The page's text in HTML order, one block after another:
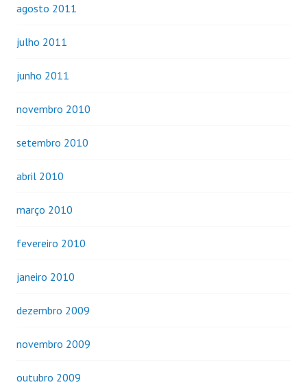
agosto 2011
julho 2011
junho 2011
novembro 2010
setembro 2010
abril 2010
março 2010
fevereiro 2010
janeiro 2010
dezembro 2009
novembro 2009
outubro 2009